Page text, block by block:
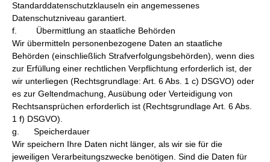
Standarddatenschutzklauseln ein angemessenes
Datenschutzniveau garantiert.
f. Übermittlung an staatliche Behörden
Wir übermitteln personenbezogene Daten an staatliche
Behörden (einschließlich Strafverfolgungsbehörden), wenn dies
zur Erfüllung einer rechtlichen Verpflichtung erforderlich ist, der
wir unterliegen (Rechtsgrundlage: Art. 6 Abs. 1 c) DSGVO) oder
es zur Geltendmachung, Ausübung oder Verteidigung von
Rechtsansprüchen erforderlich ist (Rechtsgrundlage Art. 6 Abs.
1 f) DSGVO).
g. Speicherdauer
Wir speichern Ihre Daten nicht länger, als wir sie für die
jeweiligen Verarbeitungszwecke benötigen. Sind die Daten für